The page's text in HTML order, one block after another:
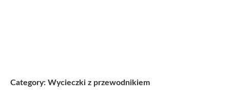
Category: Wycieczki z przewodnikiem